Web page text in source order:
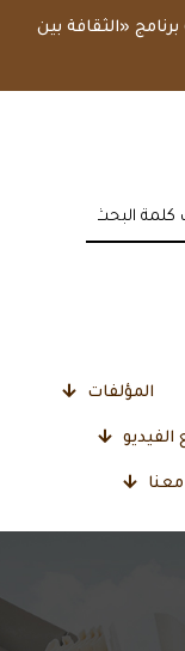
«الثقافة بين
المؤلفات